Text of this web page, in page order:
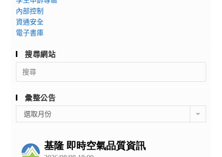
內部控制
資通安全
電子書庫
搜尋網站
Search
for:
彙整公告
整
選取月份